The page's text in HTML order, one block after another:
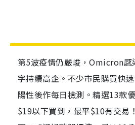
第5波疫情仍嚴峻，Omicron感
字持續高企。不少市民購買快
陽性後作每日檢測。精選13款
$19以下買到，最平$10有交易